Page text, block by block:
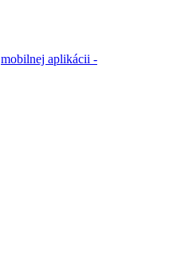
mobilnej aplikácii -